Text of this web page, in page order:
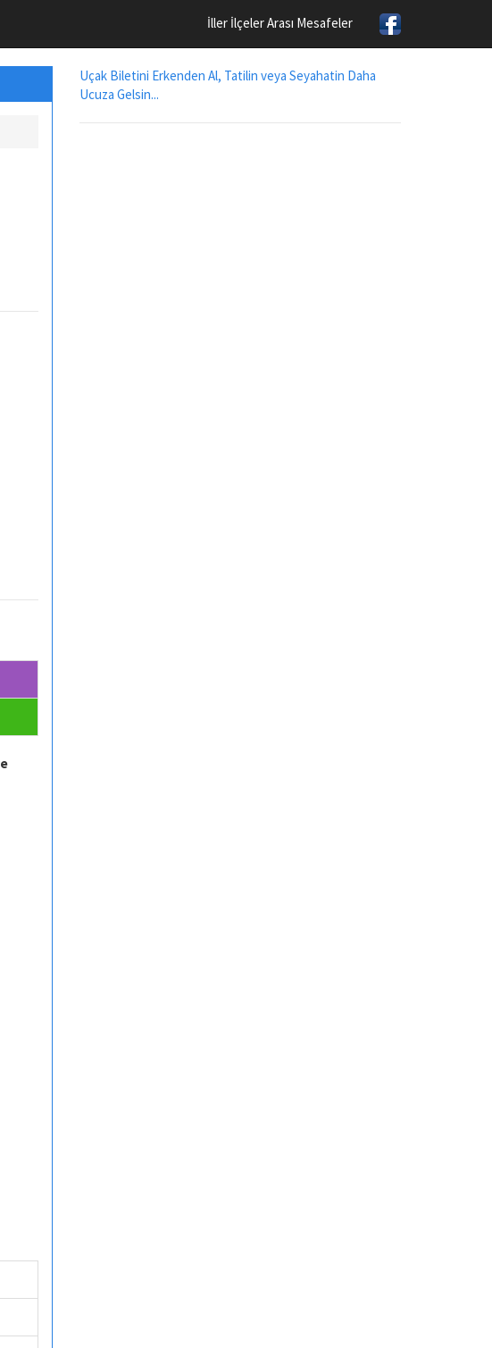
İller İlçeler Arası Mesafeler
Uçak Biletini Erkenden Al, Tatilin veya Seyahatin Daha
Ucuza Gelsin...